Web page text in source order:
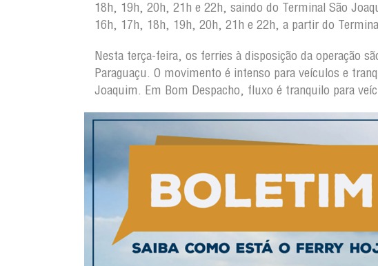
18h, 19h, 20h, 21h e 22h, saindo do Terminal São
16h, 17h, 18h, 19h, 20h, 21h e 22h, a partir do
Nesta terça-feira, os ferries à disposição da operação
Paraguaçu. O movimento é intenso para veículos e
Joaquim. Em Bom Despacho, fluxo é tranquilo para